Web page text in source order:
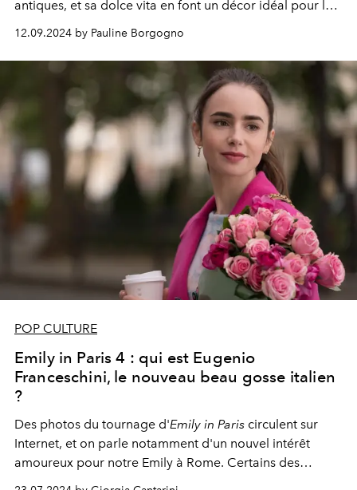
antiques, et sa dolce vita en font un décor idéal pour les
comédies contemporaines dont nous raffolons tant. Si
vous rêvez d'explorer Rome sans quitter votre canapé,
voici cinq films et séries à ne pas manquer, dont
Emily in
Paris
, saison 4, partie 2, qui vient fraîchement de sortir
sur Netflix.
12.09.2024 by Pauline Borgogno
POP CULTURE
Emily in Paris 4 : qui est Eugenio
Franceschini, le nouveau beau gosse italien
?
Des photos du tournage d'Emily in Paris circulent sur
Internet, et on parle notamment d'un nouvel intérêt
amoureux pour notre Emily à Rome. Certains des